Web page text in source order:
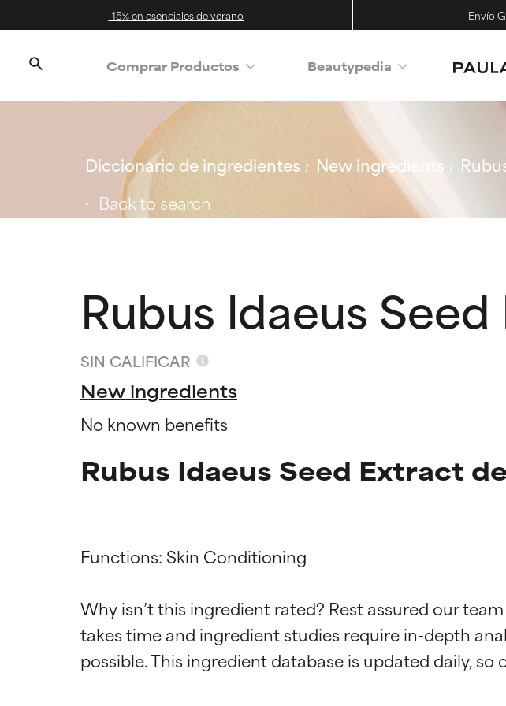
-15% en esenciales de verano Envío
Comprar Productos Beautypedia
Diccionario de ingredientes New ingredients
Back to search
Rubus Idaeus
SIN CALIFICAR
New ingredients
No known benefits
Rubus Idaeus Seed Extract
Functions: Skin Conditioning
Why isn’t this ingredient rated? Rest assured our
takes time and ingredient studies require in-depth
Calificaciones de
EXCELENTE
Calificaciones de
EXCELENTE